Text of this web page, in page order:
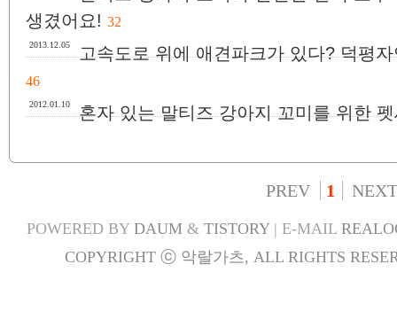
생겼어요! 32
2013.12.05 고속도로 위에 애견파크가 있다? 덕평
46
2012.01.10 혼자 있는 말티즈 강아지 꼬미를 위한
PREV 1 NEXT
POWERED BY DAUM& TISTORY| E-MAIL
COPYRIGHT ⓒ 악랄가츠, ALL RIGHTS